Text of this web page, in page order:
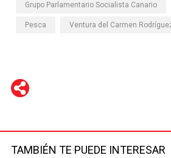
Grupo Parlamentario Socialista Canario
Pesca Ventura del Carmen
TAMBIÉN TE PUEDE INTERESAR